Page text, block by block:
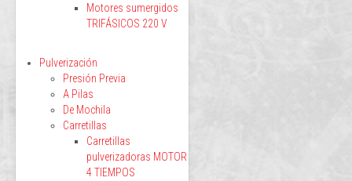
Motores sumergidos
TRIFÁSICOS 220 V
Pulverización
Presión Previa
A Pilas
De Mochila
Carretillas
Carretillas
pulverizadoras MOTOR
4 TIEMPOS